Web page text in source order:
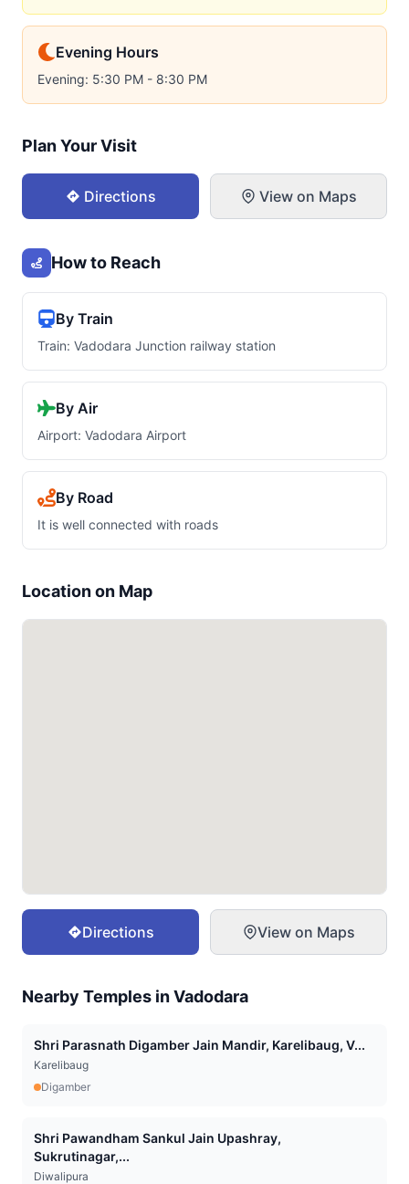
Evening Hours
Evening: 5:30 PM - 8:30 PM
Plan Your Visit
Directions View on Maps
How to Reach
By Train
Train: Vadodara Junction railway station
By Air
Airport: Vadodara Airport
By Road
It is well connected with roads
Location on Map
Directions View on Maps
Nearby Temples inVadodara
Shri Parasnath Digamber Jain Mandir, Karelibaug, V...
Karelibaug
Digamber
Shri Pawandham Sankul Jain Upashray,
Sukrutinagar,...
Diwalipura